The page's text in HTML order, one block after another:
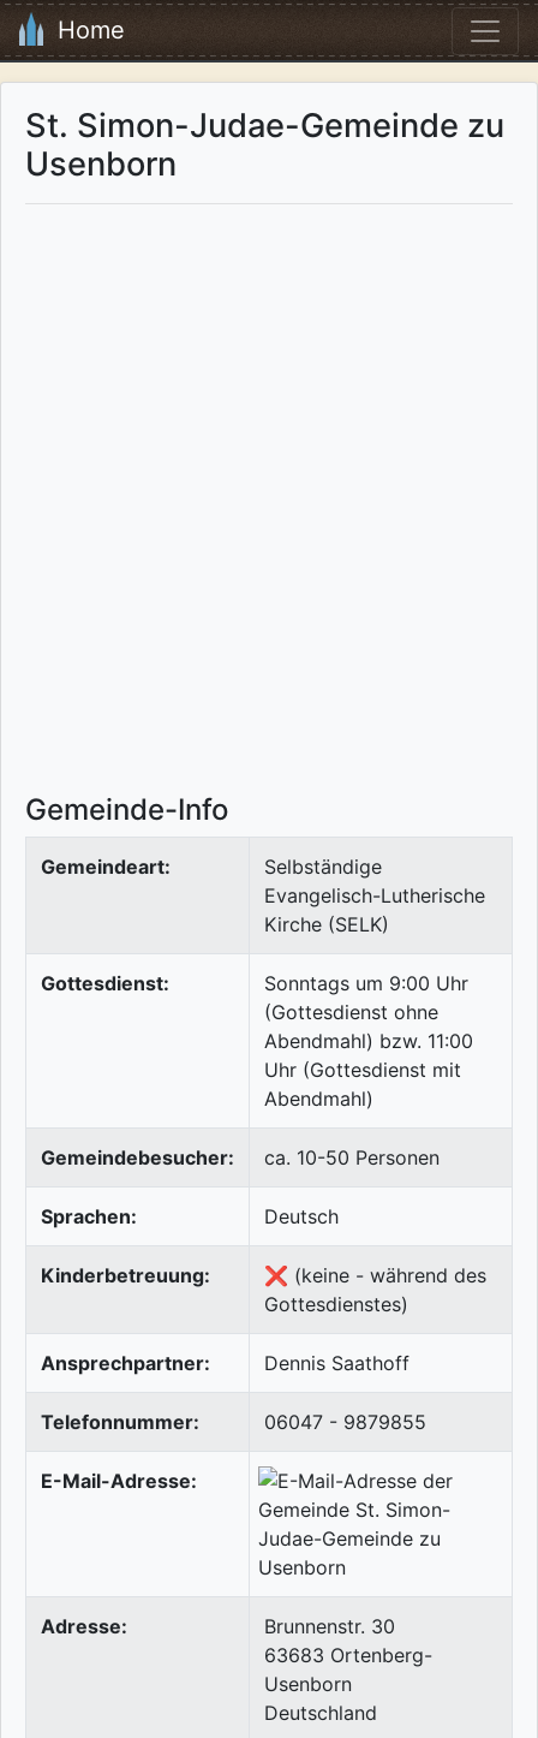
Home
St. Simon-Judae-Gemeinde zu
Usenborn
Gemeinde-Info
Gemeindeart:
Selbständige
Evangelisch-Lutherische
Kirche (SELK)
Gottesdienst:
Sonntags um 9:00 Uhr
(Gottesdienst ohne
Abendmahl) bzw. 11:00
Uhr (Gottesdienst mit
Abendmahl)
Gemeindebesucher: ca. 10-50 Personen
Sprachen: Deutsch
Kinderbetreuung:
❌ (keine - während des
Gottesdienstes)
Ansprechpartner: Dennis Saathoff
Telefonnummer: 06047 - 9879855
E-Mail-Adresse:
Adresse:
Brunnenstr. 30
63683 Ortenberg-
Usenborn
Deutschland